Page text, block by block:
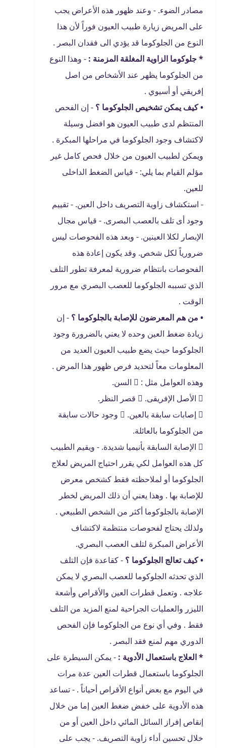
مصادر الضوء. - وعند ظهور هذه الأعراض يجب
على المريض زيارة طبيب العيون فوراً لأن هذا
النوع من الجلوكوما قد يؤدي الى فقدان البصر .
* جلوكوما الزاوية المغلقة المزمنة : - وهذا النوع
من الجلوكوما يظهر عند الأشخاص من اصل
إفريقي أو أسيوي .
• كيف يمكن تشخيص الجلوكوما ؟ - إن الفحص
المنتظم لدى طبيب العيون هو افضل وسيلة
لاكتشاف وجود الجلوكوما في مراحلها المبكرة .
ويمكن لطبيب العيون من خلال فحص كامل غير
مؤلم القيام بما يلي: - قياس الضغط الداخلى
للعين.
- استكشاف زاوية التصريف داخل العين. - تقييم
وجود أى تلف بالعصب البصرى. - قياس مجال
الإبصار لكلا العينين. - وبعد هذه الفحوصات ليس
ضرورياً لكل شخص. وقد يكون إعادة هذه
الفحوصات بانتظام ضرورية لمعرفة تطور التلف
الذي تسببه الجلوكوما للعصب البصري مع مرور
الوقت .
• من هم المعرضون للإصابة بالجلوكوما ؟ - إن
زيادة ضغط العين وحده لا يعني بالضرورة وجود
الجلوكوما حيث يضع طبيب العيون العديد من
المعلومات معاً لتحديد فرص ظهور هذا المرض .
وهذه العوامل مثل :  السن.
 الأصل الإفريقى.  قصر النظر.
 إصابات سابقة بالعين.  وجود حالات سابقة
من الجلوكوما بالعائلة.
 الإصابة السابقة بأنيميا شديدة. - ويقيم الطبيب
كل هذه العوامل لكي يقرر احتياج المريض لعلاج
الجلوكوما أو لملاحظته فقط كشخص معرض
للإصابة بها . وهذا يعني أن ذلك المريض لخطر
الإصابة بالجلوكوما أكثر من الشخص الطبيعي .
ولذلك يحتاج لفحوصات منتظمة لاكتشاف
الأعراض المبكرة لتلف العصب البصري.
• كيف تعالج الجلوكوما ؟ - كقاعدة فإن التلف
الذي تحدثه الجلوكوما للعصب البصري لا يمكن
علاجه . وتعمل قطرات العين والأقراص وأشعة
الليزر والعمليات الجراحية لمنع المزيد من التلف
فقط . وفي أي نوع من الجلوكوما فإن الفحص
الدوري مهم لمنع فقد البصر .
* العلاج باستعمال الأدوية : - يمكن السيطرة على
الجلوكوما باستعمال قطرات العين عدة مرات
في اليوم مع بعض أنواع الأقراص أحياناً . - تساعد
هذه الأدوية على خفض ضغط العين إما من خلال
إنقاص إفراز السائل المائي داخل العين أو من
خلال تحسين أداء زاوية التصريف. - يجب على